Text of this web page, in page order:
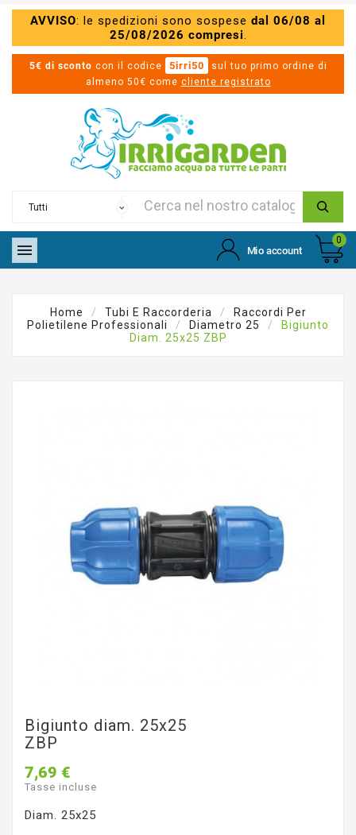
AVVISO: le spedizioni sono sospese dal 06/08 al
25/08/2026 compresi.
5€ di sconto con il codice 5irri50
sul tuo primo ordine di
almeno 50€ come cliente registrato
 Mio account
0
Home Tubi E Raccorderia
Raccordi Per
Polietilene Professionali
Diametro 25
Bigiunto
Diam. 25x25 ZBP
Bigiunto diam. 25x25
ZBP
7,69 €
Tasse incluse
Diam. 25x25